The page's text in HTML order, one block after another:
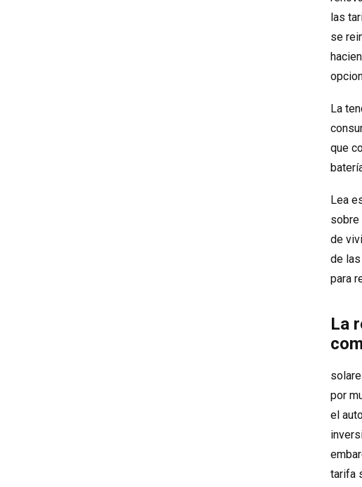
las
se
La
que
Lea
sobre
de
de
para
La
por
el
tarifa